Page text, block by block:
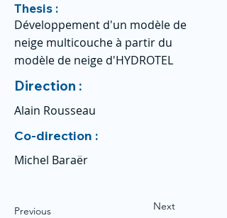
Thesis :
Développement d'un modèle de
neige multicouche à partir du
modèle de neige d'HYDROTEL
Direction :
Alain Rousseau
Co-direction :
Michel Baraër
Previous Next